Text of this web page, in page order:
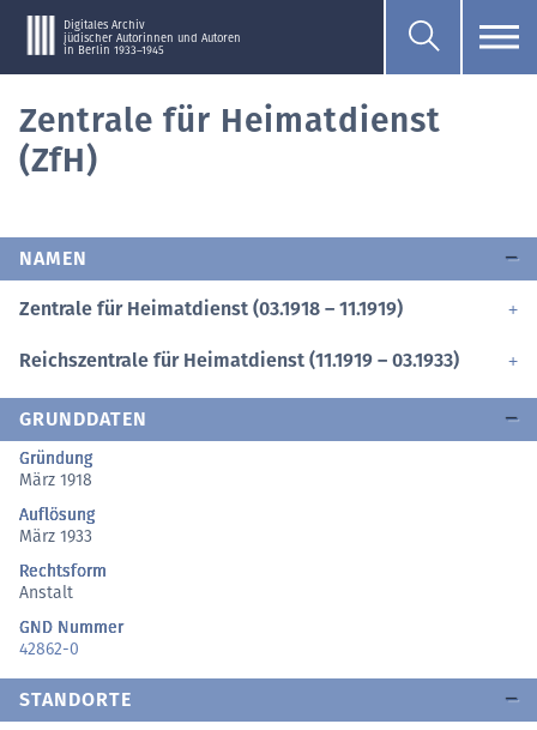
Digitales Archiv
jüdischer Autorinnen und Autoren
in Berlin 1933–1945
Zentrale für Heimatdienst
(ZfH)
NAMEN
Zentrale für Heimatdienst (03.1918 – 11.1919)
Reichszentrale für Heimatdienst (11.1919 – 03.1933)
GRUNDDATEN
Gründung
März 1918
Auflösung
März 1933
Rechtsform
Anstalt
GND Nummer
42862-0
STANDORTE